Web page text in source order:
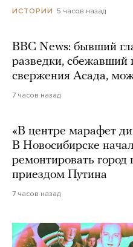
ИСТОРИИ 5 часов назад
BBC News: бывший
разведки, сбежавший
свержения Асада,
7 часов назад
«В центре марафет
В Новосибирске
ремонтировать
приездом Путина
7 часов назад